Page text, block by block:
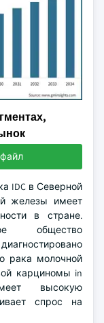
IDC в Северной
железы имеет
в стране.
общество
рака молочной
карциномы in
высокую
спрос на